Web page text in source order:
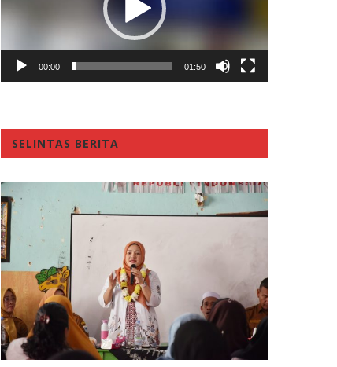
00:00 01:50
SELINTAS BERITA